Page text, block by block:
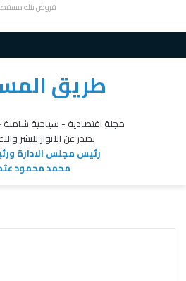
قروض بنك مسقط
طريق
مجلة اقتصادية - سياحية شاملة -
تصدر عن الانوار للنشر
رئيس مجلس الادارة
محمد محمود